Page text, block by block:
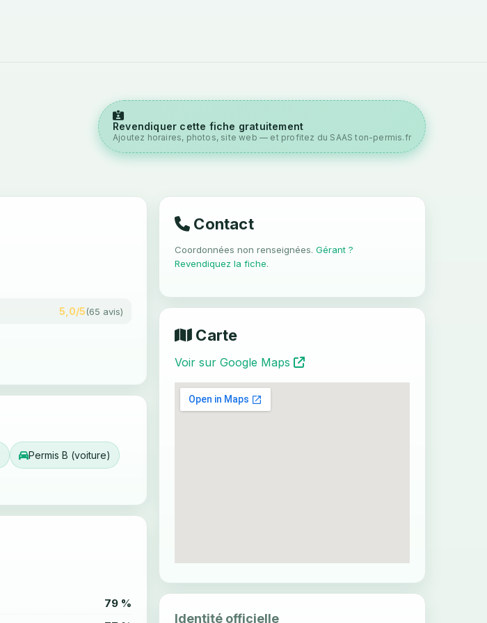
Revendiquer cette fiche gratuitement
Ajoutez horaires, photos, site web — et profitez du SAAS ton-permis.fr
5,0/5(65 avis)
Permis B (voiture)
79 %
Contact
Coordonnées non renseignées. Gérant ?
Revendiquez la fiche.
Carte
Voir sur Google Maps
Identité officielle